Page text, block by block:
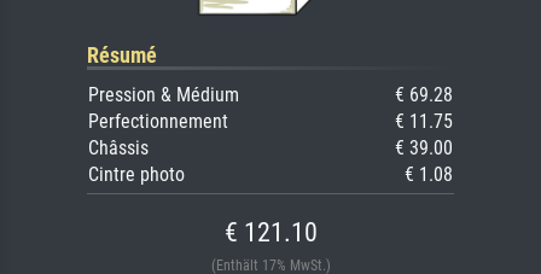
Résumé
Pression & Médium
€ 69.28
Perfectionnement
€ 11.75
Châssis
€ 39.00
Cintre photo
€ 1.08
€ 121.10
(Enthält 17% MwSt.)